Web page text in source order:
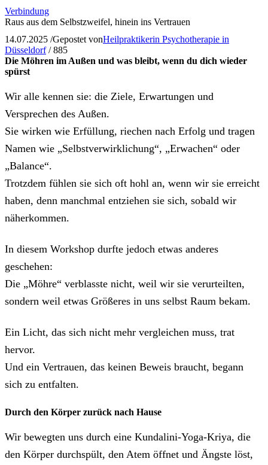
Verbindung
Raus aus dem Selbstzweifel, hinein ins Vertrauen
14.07.2025 /Gepostet vonHeilpraktikerin Psychotherapie in
Düsseldorf / 885
Die Möhren im Außen und was bleibt, wenn du dich wieder
spürst
Wir alle kennen sie: die Ziele, Erwartungen und
Versprechen des Außen.
Sie wirken wie Erfüllung, riechen nach Erfolg und tragen
Namen wie „Selbstverwirklichung“, „Erwachen“ oder
„Balance“.
Trotzdem fühlen sie sich oft hohl an, wenn wir sie erreicht
haben, denn manchmal entziehen sie sich, sobald wir
näherkommen.
In diesem Workshop durfte jedoch etwas anderes
geschehen:
Die „Möhre“ verblasste nicht, weil wir sie verurteilten,
sondern weil etwas Größeres in uns selbst Raum bekam.
Ein Licht, das sich nicht mehr vergleichen muss, trat
hervor.
Und ein Vertrauen, das keinen Beweis braucht, begann
sich zu entfalten.
Durch den Körper zurück nach Hause
Wir bewegten uns durch eine Kundalini-Yoga-Kriya, die
den Körper durchspült, den Atem öffnet und Ängste löst,